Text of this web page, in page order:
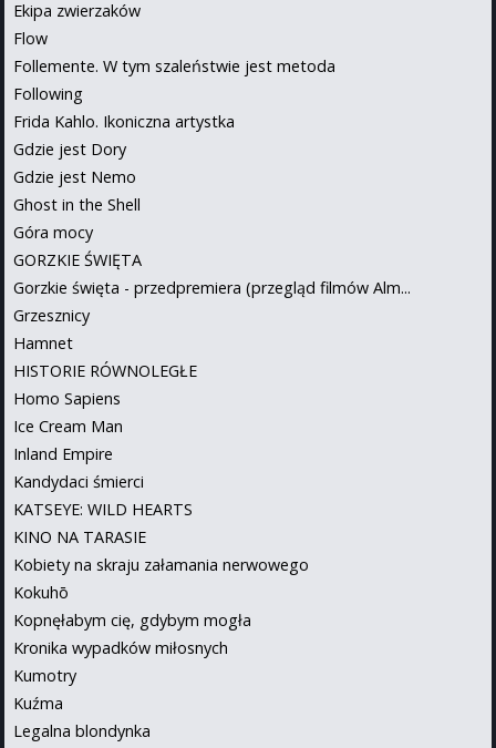
Ekipa zwierzaków
Flow
Follemente. W tym szaleństwie jest metoda
Following
Frida Kahlo. Ikoniczna artystka
Gdzie jest Dory
Gdzie jest Nemo
Ghost in the Shell
Góra mocy
GORZKIE ŚWIĘTA
Gorzkie święta - przedpremiera (przegląd filmów Alm...
Grzesznicy
Hamnet
HISTORIE RÓWNOLEGŁE
Homo Sapiens
Ice Cream Man
Inland Empire
Kandydaci śmierci
KATSEYE: WILD HEARTS
KINO NA TARASIE
Kobiety na skraju załamania nerwowego
Kokuhō
Kopnęłabym cię, gdybym mogła
Kronika wypadków miłosnych
Kumotry
Kuźma
Legalna blondynka